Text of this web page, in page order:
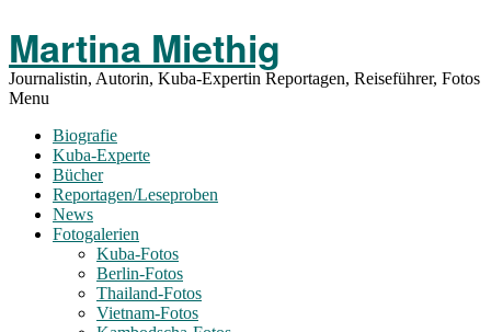
Menu
Martina Miethig
Journalistin, Autorin, Kuba-Expertin Reportagen, Reiseführer, Fotos
Menu
Biografie
Kuba-Experte
Bücher
Reportagen/Leseproben
News
Fotogalerien
Kuba-Fotos
Berlin-Fotos
Thailand-Fotos
Vietnam-Fotos